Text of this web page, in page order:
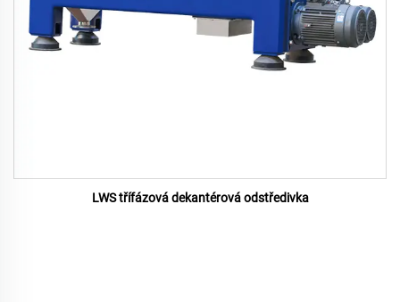
LWS třífázová dekantérová odstředivka